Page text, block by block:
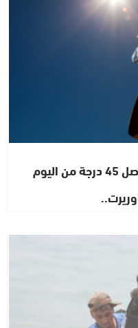
نشرة إنذارية تحذر من موجة حر تصل 45 درجة من اليوم